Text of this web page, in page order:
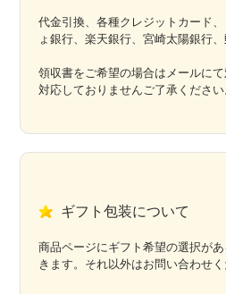
代金引換、各種クレジットカード
ょ銀行、楽天銀行、宮崎太陽銀行
領収書をご希望の場合はメールに
対応しておりませんご了承ください
ギフト包装について
商品ページにギフト希望の選択が
きます。それ以外はお問い合わせく